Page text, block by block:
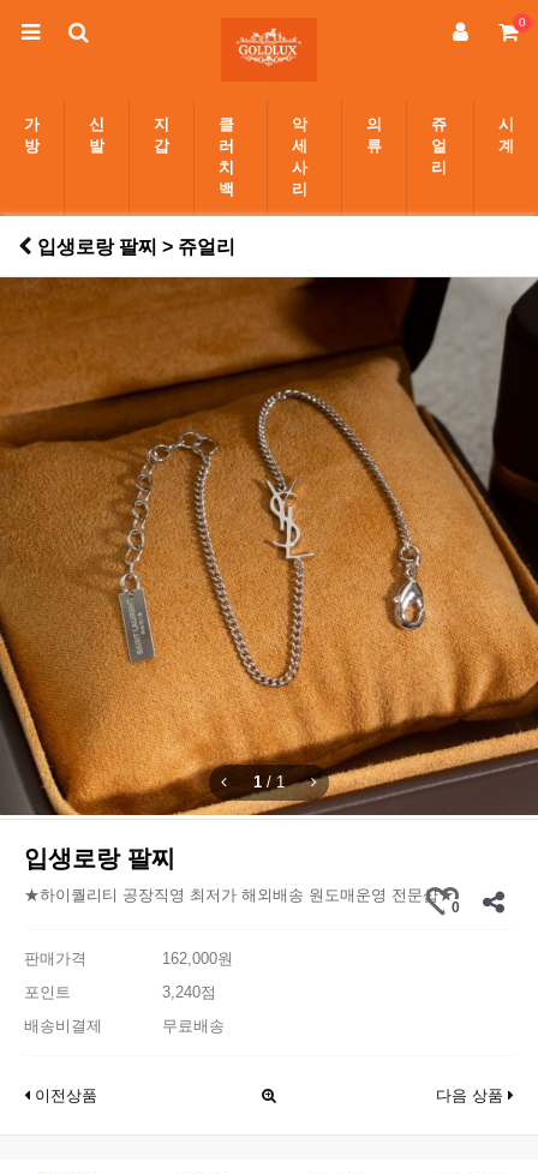
0
가
방
신
발
지
갑
클
러
치
백
악
세
사
리
의
류
쥬
얼
리
시
계
입생로랑 팔찌 > 쥬얼리
1 / 1
입생로랑 팔찌
★하이퀄리티 공장직영 최저가 해외배송 원도매운영 전문샵★
0
판매가격
162,000원
포인트
3,240점
배송비결제
무료배송
이전상품 다음 상품